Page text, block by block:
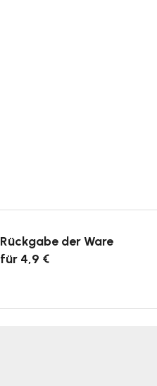
Rückgabe der Ware
für 4,9 €